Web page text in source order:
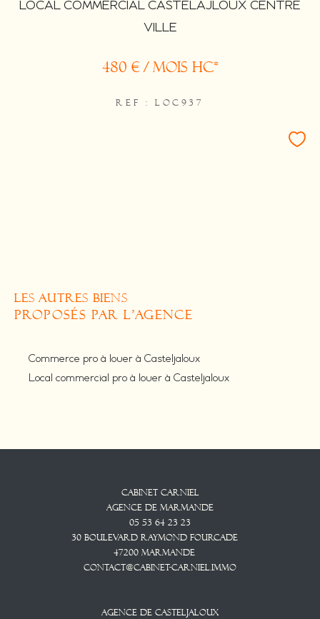
LOCAL COMMERCIAL CASTELAJLOUX CENTRE
VILLE
480 € / mois HC*
REF : LOC937
LES AUTRES BIENS
PROPOSÉS PAR L'AGENCE
Commerce pro à louer à Casteljaloux
Local commercial pro à louer à Casteljaloux
Cabinet CARNIEL
Agence De Marmande
05 53 64 23 23
30 Boulevard Raymond Fourcade
47200
Marmande
contact@cabinet-carniel.immo
Agence De Casteljaloux